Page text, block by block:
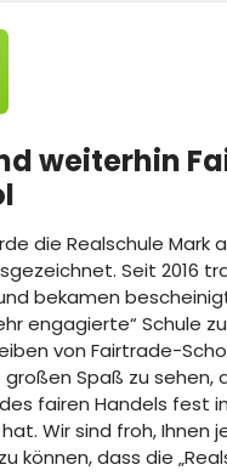
weiterhin
die Realschule Mark
Seit 2016
bekamen
engagierte“ Schule
von Fairtrade-
großen Spaß zu sehen,
fairen Handels fest
Wir sind froh, Ihnen
können, dass die